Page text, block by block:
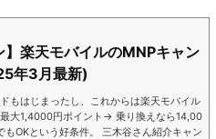
】楽天モバイルのMNPキャン
年3月最新)
もはじまったし、これからは楽天モバイル
大1,4000円ポイント→ 乗り換えなら14,00
OKという好条件。 三木谷さん紹介キャン